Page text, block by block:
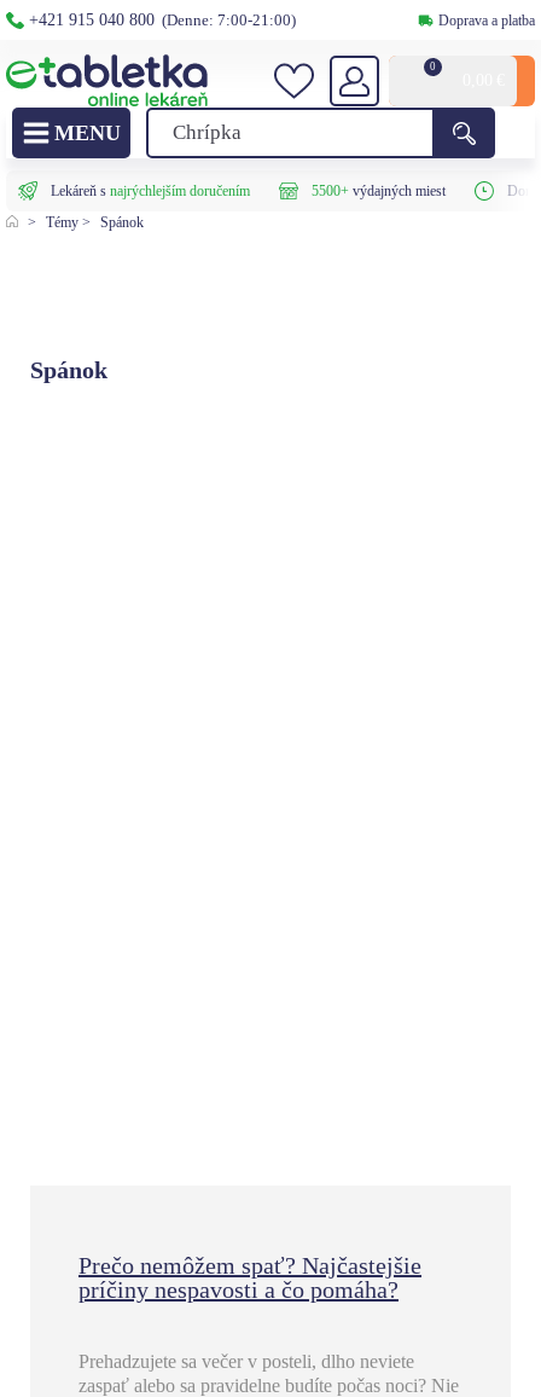
+421 915 040 800 (Denne: 7:00-21:00) Doprava a platba
0
Lekáreň s najrýchlejším doručením 5500+výdajných miest
>
Témy > Spánok
Spánok
Prečo nemôžem spať? Najčastejšie
príčiny nespavosti a čo pomáha?
Prehadzujete sa večer v posteli, dlho neviete
zaspať alebo sa pravidelne budíte počas noci? Nie